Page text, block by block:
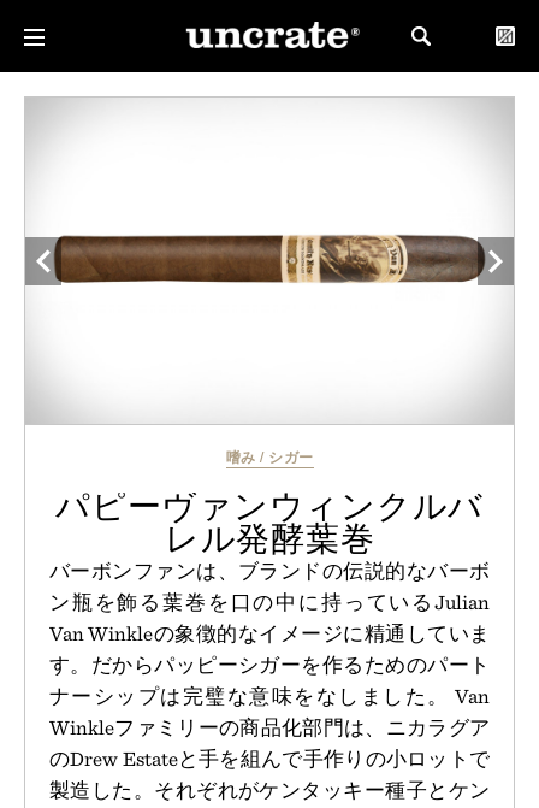
嗜み / シガー
パピーヴァンウィンクルバ
レル発酵葉巻
バーボンファンは、ブランドの伝説的なバーボ
ン瓶を飾る葉巻を口の中に持っているJulian
Van Winkleの象徴的なイメージに精通していま
す。だからパッピーシガーを作るためのパート
ナーシップは完璧な意味をなしました。 Van
Winkleファミリーの商品化部門は、ニカラグア
のDrew Estateと手を組んで手作りの小ロットで
製造した。それぞれがケンタッキー種子とケン